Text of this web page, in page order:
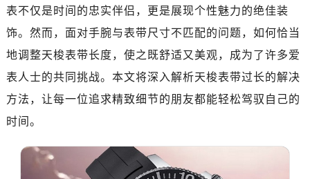
表不仅是时间的忠实伴侣，更是展现个性魅力的绝佳装
饰。然而，面对手腕与表带尺寸不匹配的问题，如何恰当
地调整天梭表带长度，使之既舒适又美观，成为了许多爱
表人士的共同挑战。本文将深入解析天梭表带过长的解决
方法，让每一位追求精致细节的朋友都能轻松驾驭自己的
时间。